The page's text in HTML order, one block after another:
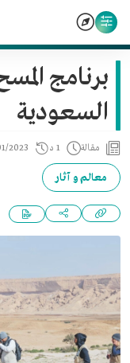
برنامج
السعودية
مقالة 1 د 2023
معالم و آثار